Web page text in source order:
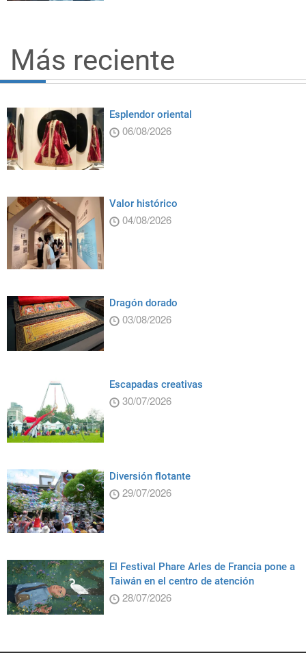
Más reciente
Esplendor oriental
06/08/2026
Valor histórico
04/08/2026
Dragón dorado
03/08/2026
Escapadas creativas
30/07/2026
Diversión flotante
29/07/2026
El Festival Phare Arles de Francia pone a
Taiwán en el centro de atención
28/07/2026